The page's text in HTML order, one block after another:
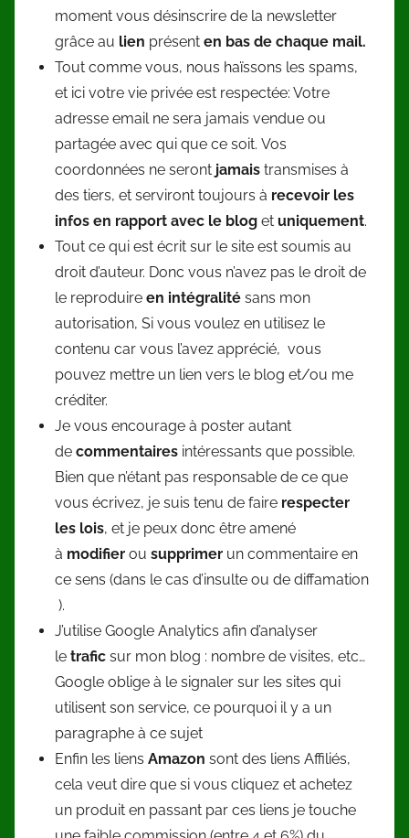
moment vous désinscrire de la newsletter
grâce au lien présent en bas de chaque mail.
Tout comme vous, nous haïssons les spams,
et ici votre vie privée est respectée: Votre
adresse email ne sera jamais vendue ou
partagée avec qui que ce soit. Vos
coordonnées ne seront jamais transmises à
des tiers, et serviront toujours à recevoir les
infos en rapport avec le blog et uniquement.
Tout ce qui est écrit sur le site est soumis au
droit d’auteur. Donc vous n’avez pas le droit de
le reproduire en intégralité sans mon
autorisation, Si vous voulez en utilisez le
contenu car vous l’avez apprécié, vous
pouvez mettre un lien vers le blog et/ou me
créditer.
Je vous encourage à poster autant
de commentaires intéressants que possible.
Bien que n’étant pas responsable de ce que
vous écrivez, je suis tenu de faire respecter
les lois, et je peux donc être amené
à modifier ou supprimer un commentaire en
ce sens (dans le cas d’insulte ou de diffamation
).
J’utilise Google Analytics afin d’analyser
le trafic sur mon blog : nombre de visites, etc…
Google oblige à le signaler sur les sites qui
utilisent son service, ce pourquoi il y a un
paragraphe à ce sujet
Enfin les liens Amazon sont des liens Affiliés,
cela veut dire que si vous cliquez et achetez
un produit en passant par ces liens je touche